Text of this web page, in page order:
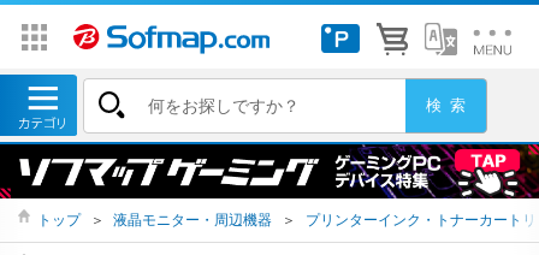
トップ ＞ 液晶モニター・周辺機器 ＞ プリンターインク・トナーカートリ